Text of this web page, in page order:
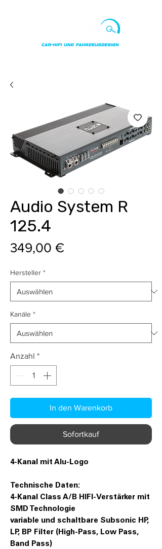
Audio System R
125.4
349,00 €Preis
Hersteller *
Kanäle *
Anzahl *
In den Warenkorb
Sofortkauf
4-Kanal mit Alu-Logo
Technische Daten:
4-Kanal Class A/B HIFI-Verstärker mit
SMD Technologie
variable und schaltbare Subsonic HP,
LP, BP Filter (High-Pass, Low Pass,
Band Pass)